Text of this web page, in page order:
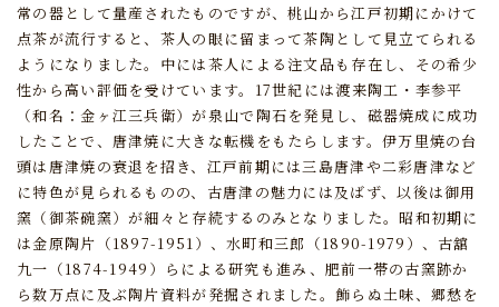
常の器として量産されたものですが、桃山から江戸初期にかけて
点茶が流行すると、 茶人の眼に留まって茶陶として見立てられる
ようになりました。 中には茶人による注文品も存在し、その希少
性から高い評価を受けています。 17世紀には渡来陶工・李参平
（和名：金ヶ江三兵衛）が泉山で陶石を発見し、磁器焼成に成功
したことで、 唐津焼に大きな転機をもたらします。 伊万里焼の台
頭は唐津焼の衰退を招き、江戸前期には三島唐津や二彩唐津など
に特色が見られるものの、 古唐津の魅力には及ばず、以後は御用
窯（御茶碗窯）が細々と存続するのみとなりました。昭和初期に
は金原陶片（1897-1951）、水町和三郎（1890-1979）、古舘
九一（1874-1949）らによる研究も進み、 肥前一帯の古窯跡か
ら数万点に及ぶ陶片資料が発掘されました。飾らぬ土味、郷愁を